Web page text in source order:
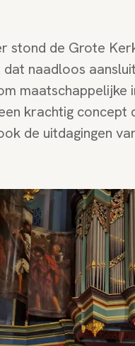
stond de Grote
naadloos
krachtig
de uitdagingen